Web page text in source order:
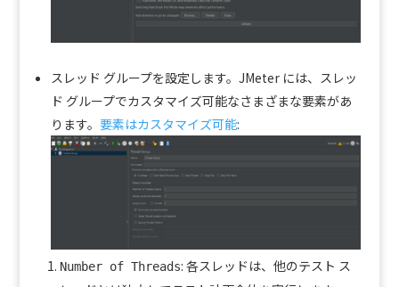
スレッド グループを設定します。JMeter には、スレッ
ド グループでカスタマイズ可能なさまざまな要素があ
ります。 要素はカスタマイズ可能:
Number of Threads: 各スレッドは、他のテスト ス